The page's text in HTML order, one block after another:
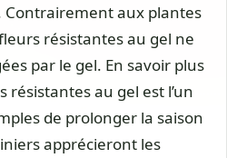
Contrairement aux plantes
résistantes au gel ne
par le gel. En savoir plus
au gel est l’un
de prolonger la saison
apprécieront les